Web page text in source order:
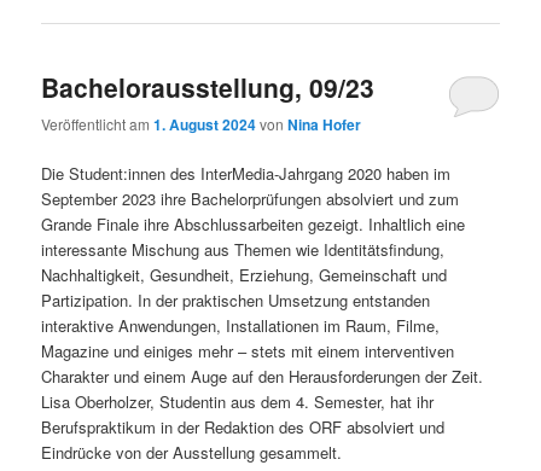
Bachelorausstellung, 09/23
Veröffentlicht am1. August 2024vonNina Hofer
Die Student:innen des InterMedia-Jahrgang 2020 haben im
September 2023 ihre Bachelorprüfungen absolviert und zum
Grande Finale ihre Abschlussarbeiten gezeigt. Inhaltlich eine
interessante Mischung aus Themen wie Identitätsfindung,
Nachhaltigkeit, Gesundheit, Erziehung, Gemeinschaft und
Partizipation. In der praktischen Umsetzung entstanden
interaktive Anwendungen, Installationen im Raum, Filme,
Magazine und einiges mehr – stets mit einem interventiven
Charakter und einem Auge auf den Herausforderungen der Zeit.
Lisa Oberholzer, Studentin aus dem 4. Semester, hat ihr
Berufspraktikum in der Redaktion des ORF absolviert und
Eindrücke von der Ausstellung gesammelt.